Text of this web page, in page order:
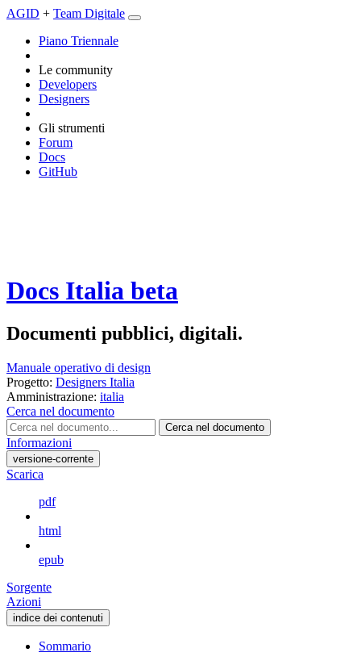
AGID + Team Digitale
Piano Triennale
Le community
Developers
Designers
Gli strumenti
Forum
Docs
GitHub
Docs Italia beta
Documenti pubblici, digitali.
Manuale operativo di design
Progetto: Designers Italia
Amministrazione: italia
Cerca nel documento
Cerca nel documento
Informazioni
versione-corrente
Scarica
pdf
html
epub
Sorgente
Azioni
indice dei contenuti
Sommario